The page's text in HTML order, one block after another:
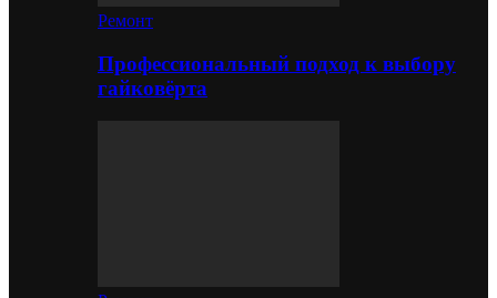
Ремонт
Профессиональный подход к выбору
гайковёрта